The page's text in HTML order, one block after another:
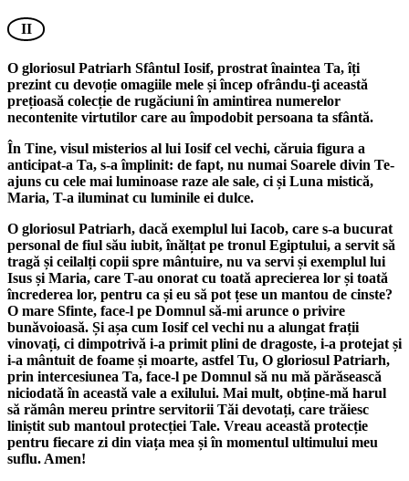
II
O gloriosul Patriarh Sfântul Iosif, prostrat înaintea Ta, îți
prezint cu devoție omagiile mele și încep ofrându-ţi această
prețioasă colecție de rugăciuni în amintirea numerelor
necontenite virtutilor care au împodobit persoana ta sfântă.
În Tine, visul misterios al lui Iosif cel vechi, căruia figura a
anticipat-a Ta, s-a împlinit: de fapt, nu numai Soarele divin Te-
ajuns cu cele mai luminoase raze ale sale, ci și Luna mistică,
Maria, T-a iluminat cu luminile ei dulce.
O gloriosul Patriarh, dacă exemplul lui Iacob, care s-a bucurat
personal de fiul său iubit, înălțat pe tronul Egiptului, a servit să
tragă și ceilalți copii spre mântuire, nu va servi și exemplul lui
Isus și Maria, care T-au onorat cu toată aprecierea lor și toată
încrederea lor, pentru ca și eu să pot țese un mantou de cinste?
O mare Sfinte, face-l pe Domnul să-mi arunce o privire
bunăvoioasă. Și așa cum Iosif cel vechi nu a alungat frații
vinovați, ci dimpotrivă i-a primit plini de dragoste, i-a protejat și
i-a mântuit de foame și moarte, astfel Tu, O gloriosul Patriarh,
prin intercesiunea Ta, face-l pe Domnul să nu mă părăsească
niciodată în această vale a exilului. Mai mult, obține-mă harul
să rămân mereu printre servitorii Tăi devotați, care trăiesc
liniștit sub mantoul protecției Tale. Vreau această protecție
pentru fiecare zi din viața mea și în momentul ultimului meu
suflu. Amen!